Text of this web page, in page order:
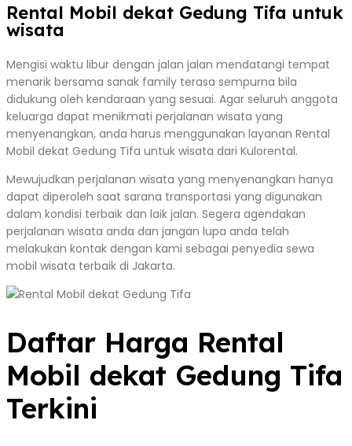
Rental Mobil dekat Gedung Tifa untuk
wisata
Mengisi waktu libur dengan jalan jalan mendatangi tempat
menarik bersama sanak family terasa sempurna bila
didukung oleh kendaraan yang sesuai. Agar seluruh anggota
keluarga dapat menikmati perjalanan wisata yang
menyenangkan, anda harus menggunakan layanan Rental
Mobil dekat Gedung Tifa untuk wisata dari Kulorental.
Mewujudkan perjalanan wisata yang menyenangkan hanya
dapat diperoleh saat sarana transportasi yang digunakan
dalam kondisi terbaik dan laik jalan. Segera agendakan
perjalanan wisata anda dan jangan lupa anda telah
melakukan kontak dengan kami sebagai penyedia sewa
mobil wisata terbaik di Jakarta.
Daftar Harga Rental
Mobil dekat Gedung Tifa
Terkini